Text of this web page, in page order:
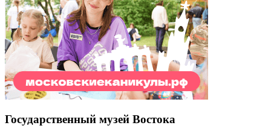
Государственный музей Востока